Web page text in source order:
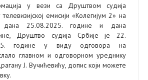
у вези са Друштвом судија
емисији «Колегијум 2» на
25.08.2025. године и дана
Друштво судија Србије је 22.
године у виду одговора на
главном и одговорном уреднику
Ј. Вучићевићу, допис који можете